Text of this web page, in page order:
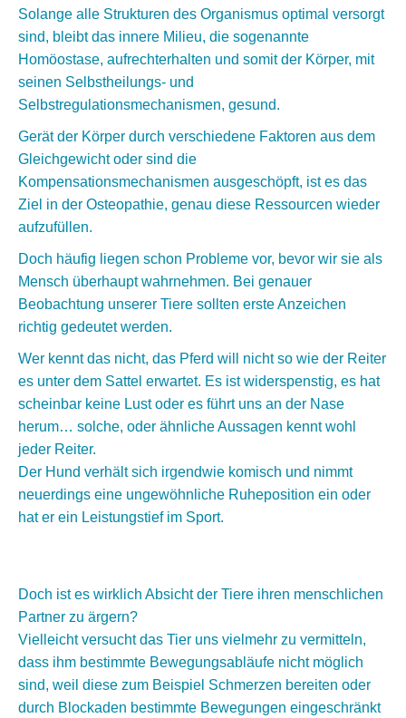
Solange alle Strukturen des Organismus optimal versorgt
sind, bleibt das innere Milieu, die sogenannte
Homöostase, aufrechterhalten und somit der Körper, mit
seinen Selbstheilungs- und
Selbstregulationsmechanismen, gesund.
Gerät der Körper durch verschiedene Faktoren aus dem
Gleichgewicht oder sind die
Kompensationsmechanismen ausgeschöpft, ist es das
Ziel in der Osteopathie, genau diese Ressourcen wieder
aufzufüllen.
Doch häufig liegen schon Probleme vor, bevor wir sie als
Mensch überhaupt wahrnehmen. Bei genauer
Beobachtung unserer Tiere sollten erste Anzeichen
richtig gedeutet werden.
Wer kennt das nicht, das Pferd will nicht so wie der Reiter
es unter dem Sattel erwartet. Es ist widerspenstig, es hat
scheinbar keine Lust oder es führt uns an der Nase
herum… solche, oder ähnliche Aussagen kennt wohl
jeder Reiter.
Der Hund verhält sich irgendwie komisch und nimmt
neuerdings eine ungewöhnliche Ruheposition ein oder
hat er ein Leistungstief im Sport.
Doch ist es wirklich Absicht der Tiere ihren menschlichen
Partner zu ärgern?
Vielleicht versucht das Tier uns vielmehr zu vermitteln,
dass ihm bestimmte Bewegungsabläufe nicht möglich
sind, weil diese zum Beispiel Schmerzen bereiten oder
durch Blockaden bestimmte Bewegungen eingeschränkt